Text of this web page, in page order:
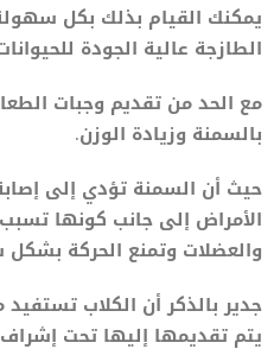
يمكنك القيام بذلك بكل
الطازجة عالية الجودة
مع الحد من تقديم وجبات
بالسمنة وزيادة الوزن.
حيث أن السمنة تؤدي إلى
الأمراض إلى جانب كونها
والعضلات وتمنع الحركة بشكل
جدير بالذكر أن الكلاب
يتم تقديمها إليها تحت